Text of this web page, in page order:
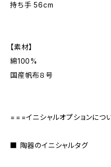
持ち手 56cm
【素材】
綿100%
国産帆布８号
===イニシャルオプションにつ
■ 陶器のイニシャルタグ